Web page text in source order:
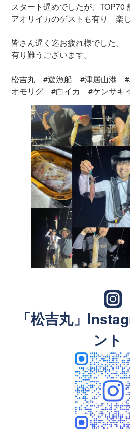
スタート遅めでしたが、TOP70
アオリイカのゲストも有り 楽
皆さん遅く迄お疲れ様でした。
有り難うございます。
松吉丸 #遊漁船 #津居山港
オモリグ #白イカ #ケンサキ
「松吉丸」
ント